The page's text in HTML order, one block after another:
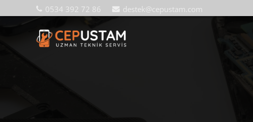
0534 392 72 86 destek@cepustam.com